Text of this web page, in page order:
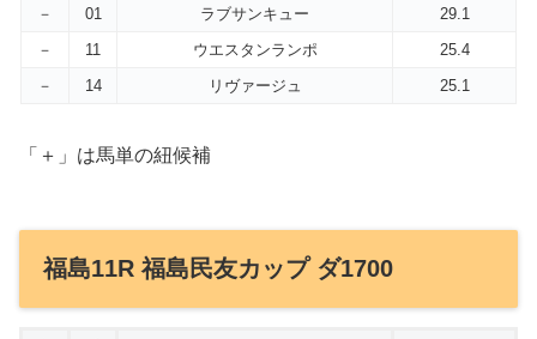
－
01 ラブサンキュー
29.1
－
11 ウエスタンランポ
25.4
－
14 リヴァージュ 25.1
「＋」は馬単の紐候補
福島11R 福島民友カップ ダ1700